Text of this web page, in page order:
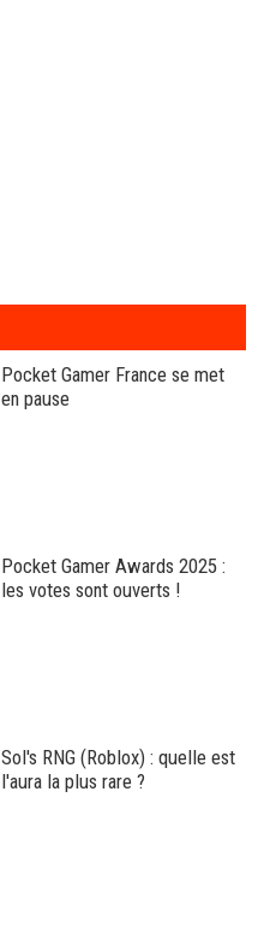
Pocket Gamer France se met
en pause
Pocket Gamer Awards 2025 :
les votes sont ouverts !
Sol's RNG (Roblox) : quelle est
l'aura la plus rare ?